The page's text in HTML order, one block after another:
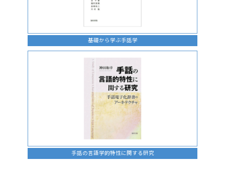
基礎から学ぶ手話学
手話の言語学的特性に関する研究